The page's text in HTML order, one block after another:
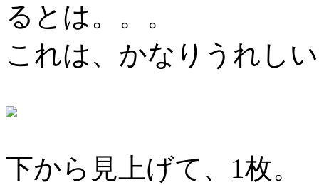
るとは。。。
これは、かなりうれし
下から見上げて、1枚。